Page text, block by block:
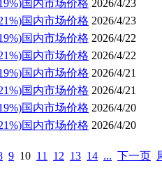
国内市场价格 2026/4/23
国内市场价格 2026/4/23
国内市场价格 2026/4/22
国内市场价格 2026/4/22
国内市场价格 2026/4/21
国内市场价格 2026/4/21
国内市场价格 2026/4/20
国内市场价格 2026/4/20
9 10 11 12 13 14 ... 下一页